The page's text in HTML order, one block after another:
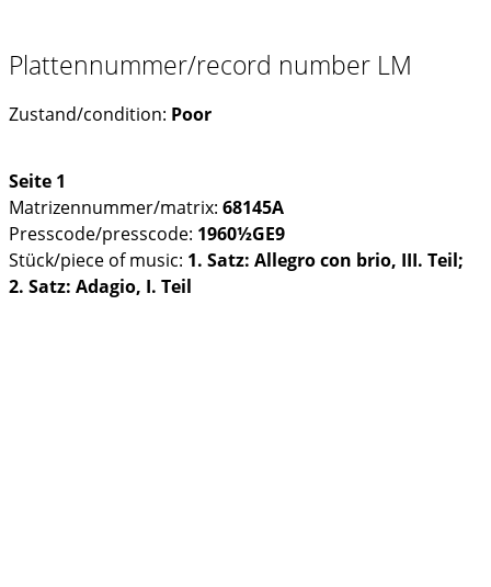
Plattennummer/record number LM
Zustand/condition: Poor
Seite 1
Matrizennummer/matrix: 68145A
Presscode/presscode: 1960½GE9
Stück/piece of music: 1. Satz: Allegro con brio, III. Teil;
2. Satz: Adagio, I. Teil